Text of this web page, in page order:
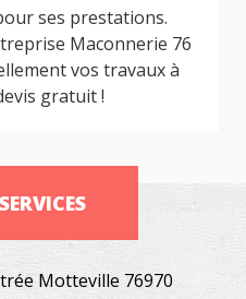
ses prestations.
Maconnerie 76
vos travaux à
gratuit !
Motteville 76970